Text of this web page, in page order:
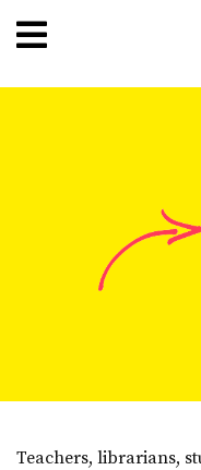
Teachers, librarians,